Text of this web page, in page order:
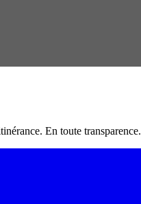
En toute transparence.